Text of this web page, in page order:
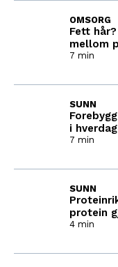
Fett
mellom
OMSORG
7 min
i
SUNN
7 min
protein
SUNN
4 min